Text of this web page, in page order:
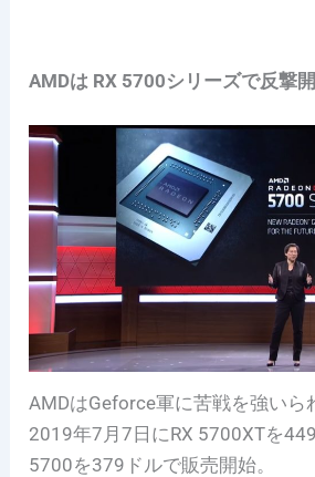
AMDは RX 5700シリーズで反撃
AMDはGeforce軍に苦戦を強いら
2019年7月7日にRX 5700XTを
5700を379ドルで販売開始。